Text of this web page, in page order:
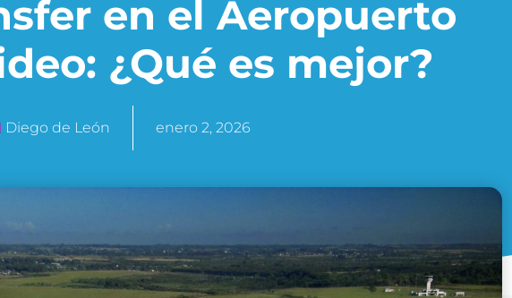
en el Aeropuerto
¿Qué es mejor?
Diego de León enero 2, 2026